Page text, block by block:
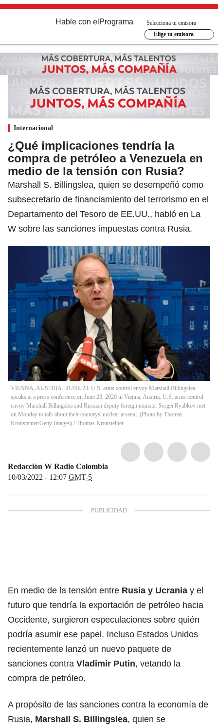
Hable con el Programa
Selecciona tu emisora
Elige tu emisora
Internacional
¿Qué implicaciones tendría la
compra de petróleo a Venezuela en
medio de la tensión con Rusia?
Marshall S. Billingslea, quien se desempeñó como
subsecretario de financiamiento del terrorismo en el
Departamento del Tesoro de EE.UU., habló en La
W sobre las sanciones impuestas contra Rusia.
VIENNA, AUSTRIA - JUNE 23: U.S. arms control envoy Marshall Billingslea
speaks at a press conference on June 23, 2020 in Vienna, Austria. U.S. arms control
envoy Marshall Billingslea and Russian deputy foreign minister Sergei Ryabkov met
on Monday to talk about their countrys' nuclear arsenal. (Photo by Thomas
Kronsteiner/Getty Images) / Thomas Kronsteiner
Redacción W Radio Colombia
10/03/2022 - 12:07 GMT-5
En medio de la tensión entre Rusia y Ucrania y el
futuro que tendría la exportación de petróleo hacia
Occidente, surgieron especulaciones sobre quién
podría asumir ese papel. Incluso Estados Unidos
recientemente lanzó un nuevo paquete de
sanciones contra Vladimir Putin, vetando la
compra de petróleo.
A propósito de las sanciones contra la economía de
Rusia, Marshall S. Billingslea, quien se